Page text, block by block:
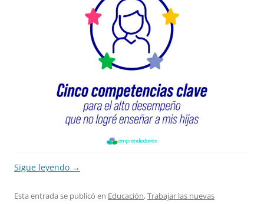
Sigue leyendo →
Esta entrada se publicó en Educación,Trabajar las nuevas